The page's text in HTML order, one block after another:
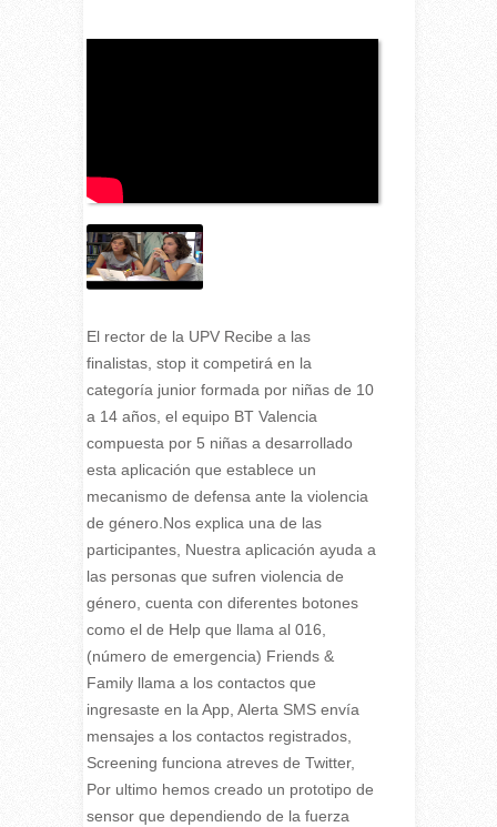
El rector de la UPV Recibe a las
finalistas, stop it competirá en la
categoría junior formada por niñas de 10
a 14 años, el equipo BT Valencia
compuesta por 5 niñas a desarrollado
esta aplicación que establece un
mecanismo de defensa ante la violencia
de género.Nos explica una de las
participantes, Nuestra aplicación ayuda a
las personas que sufren violencia de
género, cuenta con diferentes botones
como el de Help que llama al 016,
(número de emergencia) Friends &
Family llama a los contactos que
ingresaste en la App, Alerta SMS envía
mensajes a los contactos registrados,
Screening funciona atreves de Twitter,
Por ultimo hemos creado un prototipo de
sensor que dependiendo de la fuerza